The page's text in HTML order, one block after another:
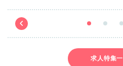
求人特集